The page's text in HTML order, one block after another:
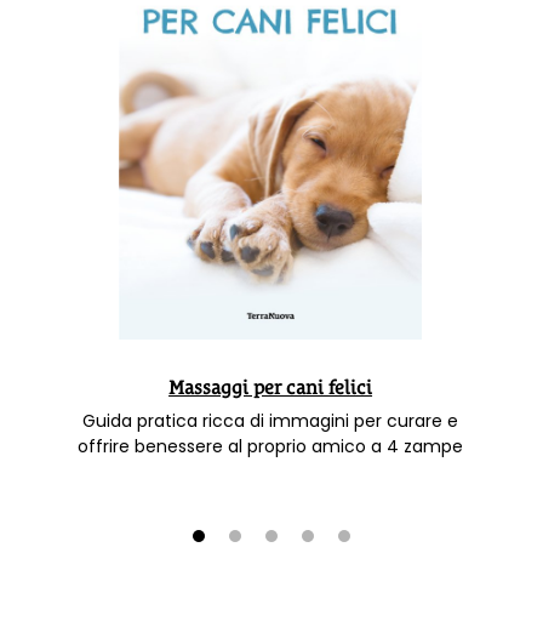
Massaggi per cani felici
Guida pratica ricca di immagini per curare e
offrire benessere al proprio amico a 4 zampe